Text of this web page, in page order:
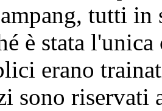
tutti in
è stata
erano
sono riservati